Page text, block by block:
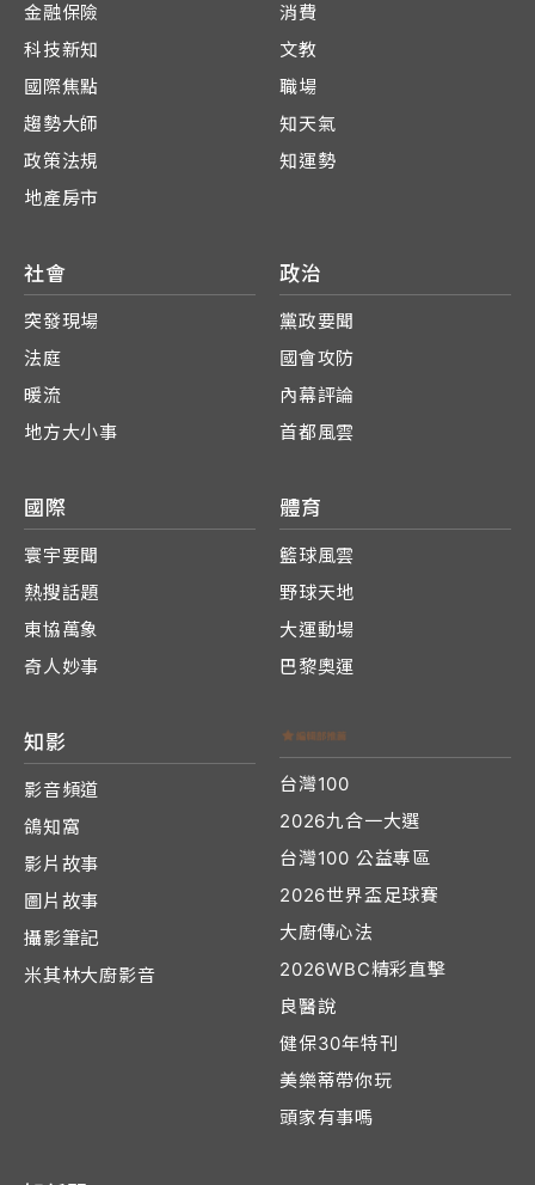
金融保險
科技新知
國際焦點
趨勢大師
政策法規
地產房市
消費
文教
職場
知天氣
知運勢
社會
突發現場
法庭
暖流
地方大小事
政治
黨政要聞
國會攻防
內幕評論
首都風雲
國際
寰宇要聞
熱搜話題
東協萬象
奇人妙事
體育
籃球風雲
野球天地
大運動場
巴黎奧運
知影
影音頻道
鴿知窩
影片故事
圖片故事
攝影筆記
米其林大廚影音
台灣100
2026九合一大選
台灣100 公益專區
2026世界盃足球賽
大廚傳心法
2026WBC精彩直擊
良醫說
健保30年特刊
美樂蒂帶你玩
頭家有事嗎